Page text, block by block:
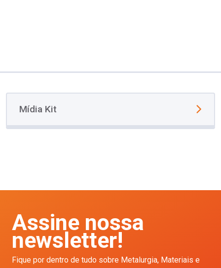
Mídia Kit
Assine nossa
newsletter!
Fique por dentro de tudo sobre Metalurgia, Materiais e